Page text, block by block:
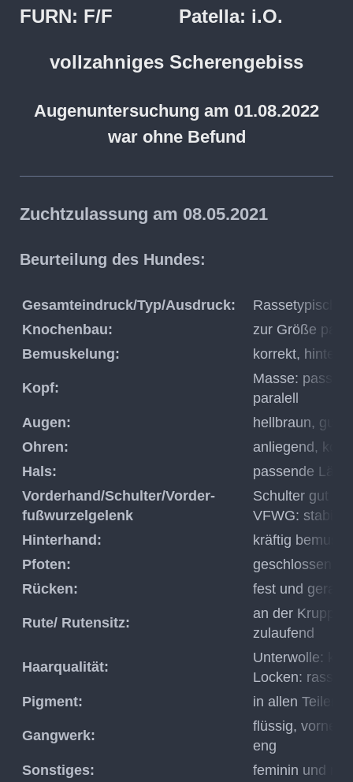
FURN: F/F Patella: i.O.
vollzahniges Scherengebiss
Augenuntersuchung am 01.08.2022
war ohne Befund
Zuchtzulassung am 08.05.2021
Beurteilung des Hundes:
Gesamteindruck/Typ/Ausdruck:
Rassetypisch
Knochenbau:
zur Größe
Bemuskelung:
korrekt, hinten
Kopf:
Masse:
paralell
Augen:
hellbraun, gut
Ohren:
anliegend,
Hals:
passende
Vorderhand/Schulter/Vorder-
fußwurzelgelenk
Schulter gut
VFWG: stabil
Hinterhand:
kräftig
Pfoten:
geschlossen,
Rücken:
fest und gerade
Rute/ Rutensitz:
an der Kruppe
zulaufend
Haarqualität:
Unterwolle:
Locken:
Pigment:
in allen Teilen
Gangwerk:
flüssig, vorne
eng
Sonstiges:
feminin und